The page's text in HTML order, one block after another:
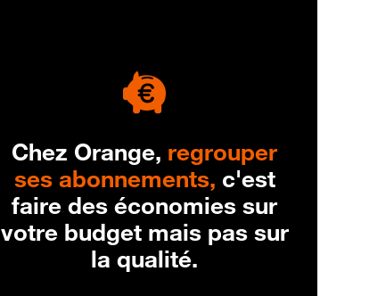
Chez Orange, regrouper
ses abonnements, c'est
faire des économies sur
votre budget mais pas sur
la qualité.